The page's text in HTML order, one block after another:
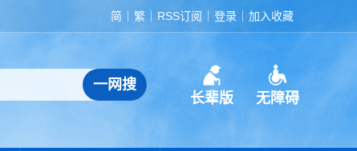
简 繁 RSS订阅 登录 加入收藏
长辈版 无障碍